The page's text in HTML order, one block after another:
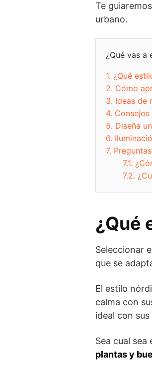
Te
urbano.
¿Qué vas a
1. ¿Qué
2. Cómo
3. Ideas de
4.
5. Diseña
6.
7.
7.1.
7.2.
¿Qué
Seleccionar
que se
El estilo
calma con
ideal con
Sea cual
plantas y